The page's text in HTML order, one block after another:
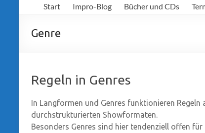
Richter
Start Impro-Blog Bücher und CDs
Genre
Regeln in Genres
In Langformen und Genres funktionieren
durchstrukturierten Showformaten.
Besonders Genres sind hier tendenziell offen